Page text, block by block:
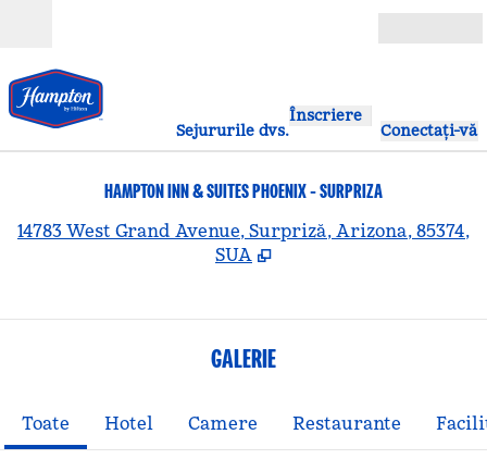
Sejururile dvs.
Înscriere
Conectați-vă
HAMPTON INN & SUITES PHOENIX - SURPRIZA
14783 West Grand Avenue, Surpriză, Arizona, 85374,
SUA
,
GALERIE
Toate Hotel Camere Restaurante